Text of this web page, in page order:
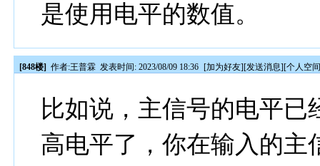
是使用电平的数值。
[848楼] 作者:王普霖 发表时间: 2023/08/09 18:36 [加为好友][发送消息][个人空
比如说，主信号的电平
高电平了，你在输入的主